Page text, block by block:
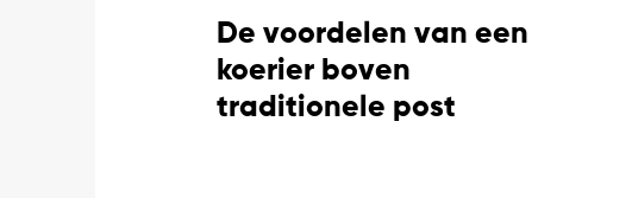
De voordelen van een
koerier boven
traditionele post